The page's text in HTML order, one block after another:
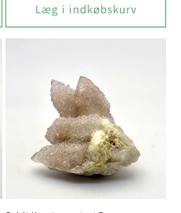
Læg i indkøbskurv